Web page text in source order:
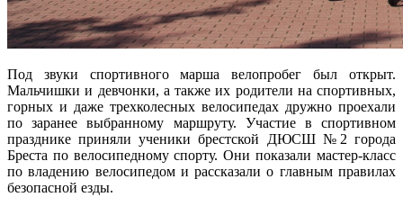
Под звуки спортивного марша велопробег был открыт.
Мальчишки и девчонки, а также их родители на спортивных,
горных и даже трехколесных велосипедах дружно проехали
по заранее выбранному маршруту. Участие в спортивном
празднике приняли ученики брестской ДЮСШ №2 города
Бреста по велосипедному спорту. Они показали мастер-класс
по владению велосипедом и рассказали о главным правилах
безопасной езды.